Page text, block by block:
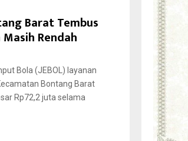
Barat Tembus
Rendah
Bola (JEBOL) layanan
Bontang Barat
Rp72,2 juta selama